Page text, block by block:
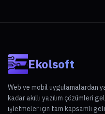
Ekolsoft
Web ve mobil uygulamalardan
kadar akıllı yazılım çözümleri
işletmeler için tam kapsamlı